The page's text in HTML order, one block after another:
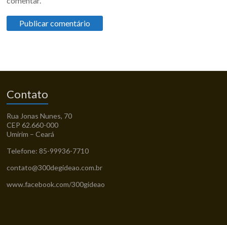
Contato
Rua Jonas Nunes, 70
CEP 62.660-000
Umirim – Ceará
Telefone: 85-99936-7710
contato@300degideao.com.br
www.facebook.com/300gideao